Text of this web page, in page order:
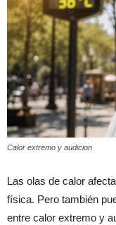
Calor extremo y audicion
Las olas de calor
física. Pero también
entre calor extremo y